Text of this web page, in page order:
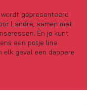
gepresenteerd
Landra, samen met
En je kunt
een potje line
elk geval een dappere